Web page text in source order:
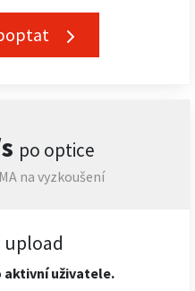
po optice
na vyzkoušení
upload
aktivní uživatele.